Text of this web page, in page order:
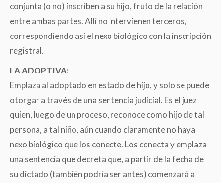
conjunta (o no) inscriben a su hijo, fruto de la relación
entre ambas partes. Allí no intervienen terceros,
correspondiendo así el nexo biológico con la inscripción
registral.
LA ADOPTIVA:
Emplaza al adoptado en estado de hijo, y solo se puede
otorgar a través de una sentencia judicial. Es el juez
quien, luego de un proceso, reconoce como hijo de tal
persona, a tal niño, aún cuando claramente no haya
nexo biológico que los conecte. Los conecta y emplaza
una sentencia que decreta que, a partir de la fecha de
su dictado (también podría ser antes) comenzará a